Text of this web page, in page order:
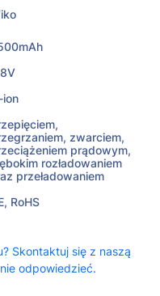
ion
zwarciem,
prądowym,
rozładowaniem
przeładowaniem
RoHS
Skontaktuj się z naszą
odpowiedzieć.